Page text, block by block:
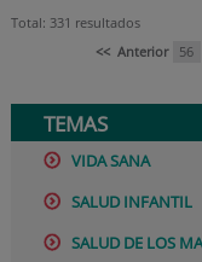
Total: 331 resultados
<< Anterior 56
TEMAS
VIDA SANA
SALUD INFANTIL
SALUD DE LOS